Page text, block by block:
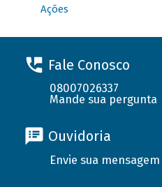
Ações
Fale Conosco
08007026337
Mande sua pergunta
Ouvidoria
Envie sua mensagem